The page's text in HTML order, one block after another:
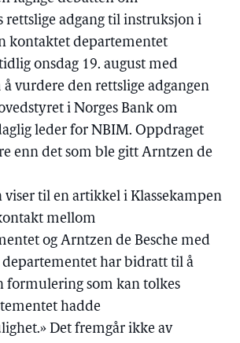
rettslige adgang til instruksjon i
kontaktet departementet
onsdag 19. august med
vurdere den rettslige adgangen
i Norges Bank om
leder for NBIM. Oppdraget
enn det som ble gitt Arntzen de
viser til en artikkel i Klassekampen
mellom
og Arntzen de Besche med
departementet har bidratt til å
formulering som kan tolkes
hadde
Det fremgår ikke av